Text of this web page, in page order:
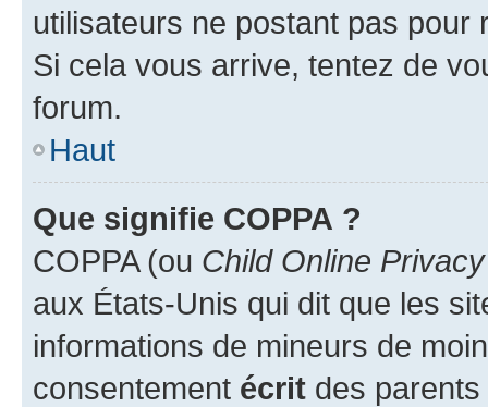
utilisateurs ne postant pas pour
Si cela vous arrive, tentez de
forum.
Haut
Que signifie COPPA ?
COPPA (ou Child Online
aux États-Unis qui dit que les
informations de mineurs de
consentement écrit des parents